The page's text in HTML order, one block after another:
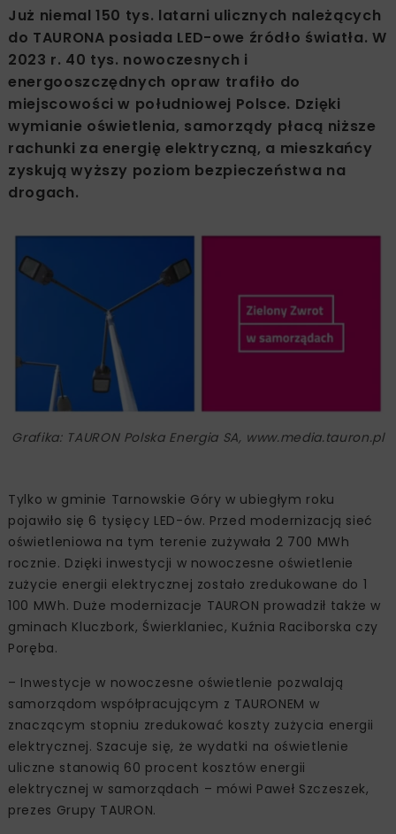
Już niemal 150 tys. latarni ulicznych należących
do TAURONA posiada LED-owe źródło światła. W
2023 r. 40 tys. nowoczesnych i
energooszczędnych opraw trafiło do
miejscowości w południowej Polsce. Dzięki
wymianie oświetlenia, samorządy płacą niższe
rachunki za energię elektryczną, a mieszkańcy
zyskują wyższy poziom bezpieczeństwa na
drogach.
Grafika: TAURON Polska Energia SA, www.media.tauron.pl
Tylko w gminie Tarnowskie Góry w ubiegłym roku
pojawiło się 6 tysięcy LED-ów. Przed modernizacją sieć
oświetleniowa na tym terenie zużywała 2 700 MWh
rocznie. Dzięki inwestycji w nowoczesne oświetlenie
zużycie energii elektrycznej zostało zredukowane do 1
100 MWh. Duże modernizacje TAURON prowadził także w
gminach Kluczbork, Świerklaniec, Kuźnia Raciborska czy
Poręba.
– Inwestycje w nowoczesne oświetlenie pozwalają
samorządom współpracującym z TAURONEM w
znaczącym stopniu zredukować koszty zużycia energii
elektrycznej. Szacuje się, że wydatki na oświetlenie
uliczne stanowią 60 procent kosztów energii
elektrycznej w samorządach – mówi Paweł Szczeszek,
prezes Grupy TAURON.